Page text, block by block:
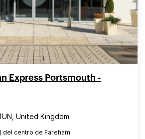
Express Portsmouth -
United Kingdom
del centro de Fareham